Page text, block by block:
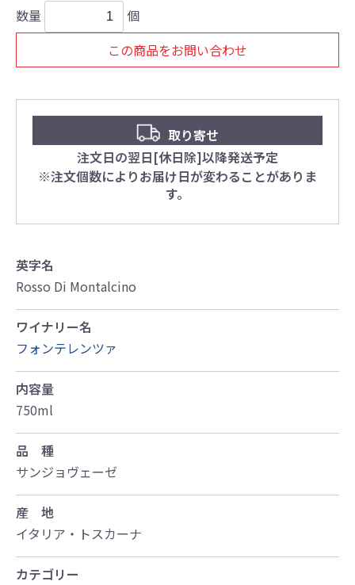
数量
個
この商品をお問い合わせ
取り寄せ
注文日の翌日[休日除]以降発送予定
※注文個数によりお届け日が変わることがありま
す。
英字名
Rosso Di Montalcino
ワイナリー名
フォンテレンツァ
内容量
750ml
品 種
サンジョヴェーゼ
産 地
イタリア・トスカーナ
カテゴリー